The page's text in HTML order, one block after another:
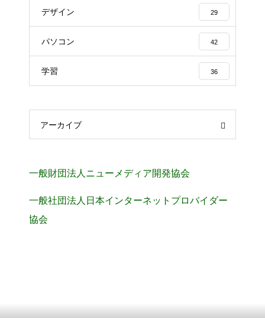
デザイン 29
パソコン 42
学習 36
アーカイブ
一般財団法人ニューメディア開発協会
一般社団法人日本インターネットプロバイダー
協会